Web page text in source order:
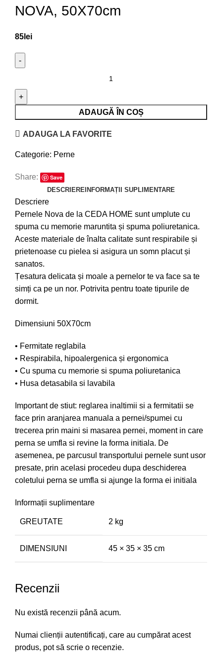
NOVA, 50X70cm
85 lei
ADAUGĂ ÎN COȘ
ADAUGA LA FAVORITE
Categorie: Perne
Share:
Save
DESCRIERE INFORMAȚII SUPLIMENTARE
Descriere
Pernele Nova de la CEDA HOME sunt umplute cu
spuma cu memorie maruntita și spuma poliuretanica.
Aceste materiale de înalta calitate sunt respirabile și
prietenoase cu pielea si asigura un somn placut și
sanatos.
Țesatura delicata și moale a pernelor te va face sa te
simți ca pe un nor. Potrivita pentru toate tipurile de
dormit.
Dimensiuni 50X70cm
• Fermitate reglabila
• Respirabila, hipoalergenica și ergonomica
• Cu spuma cu memorie si spuma poliuretanica
• Husa detasabila si lavabila
Important de stiut: reglarea inaltimii si a fermitatii se
face prin aranjarea manuala a pernei/spumei cu
trecerea prin maini si masarea pernei, moment in care
perna se umfla si revine la forma initiala. De
asemenea, pe parcusul transportului pernele sunt usor
presate, prin acelasi procedeu dupa deschiderea
coletului perna se umfla si ajunge la forma ei initiala
Informații suplimentare
GREUTATE 2 kg
DIMENSIUNI 45 × 35 × 35 cm
Recenzii
Nu există recenzii până acum.
Numai clienții autentificați, care au cumpărat acest
produs, pot să scrie o recenzie.